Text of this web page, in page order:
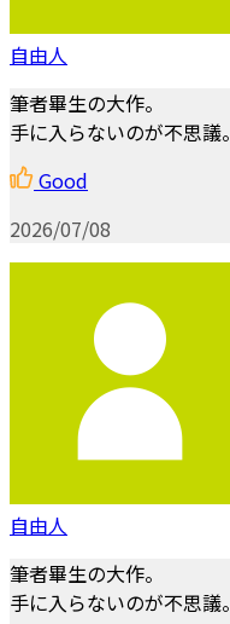
自由人
筆者畢生の大作。
手に入らないのが不思議。
Good
2026/07/08
自由人
筆者畢生の大作。
手に入らないのが不思議。